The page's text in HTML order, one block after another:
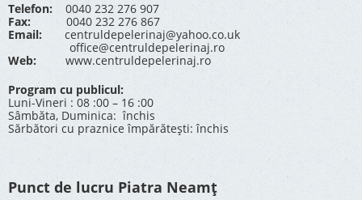
Telefon: 0040 232 276 907
Fax: 0040 232 276 867
Email:
centruldepelerinaj@yahoo.co.uk
office@centruldepelerinaj.ro
Web:
www.centruldepelerinaj.ro
Program cu publicul:
Luni-Vineri : 08 :00 – 16 :00
Sâmbăta, Duminica: închis
Sărbători cu praznice împărătești: închis
Punct de lucru Piatra Neamț